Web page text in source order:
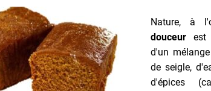
Nature, à
douceur est
d'un
de seigle,
d'épices